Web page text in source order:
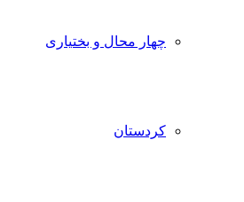
چهار محال و بختیاری
کردستان